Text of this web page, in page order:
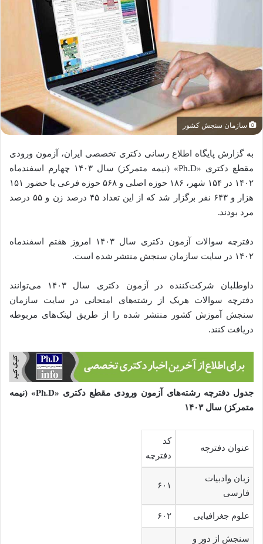
سازمان سنجش کشور
به گزارش پایگاه اطلاع رسانی دکتری تخصصی ایران، آزمون ورودی
مقطع دکتری «Ph.D» (نیمه متمرکز) سال ۱۴۰۳ چهارم اسفندماه
۱۴۰۲ در ۱۵۴ شهر، ۱۸۶ حوزه اصلی و ۵۶۸ حوزه فرعی با حضور ۱۵۱
هزار و ۶۴۳ نفر برگزار شد که از این تعداد ۴۵ درصد زن و ۵۵ درصد
مرد بودند.
دفترچه سوالات آزمون دکتری سال ۱۴۰۳ امروز هفتم اسفندماه
۱۴۰۲ در سایت سازمان سنجش منتشر شده است.
داوطلبان شرکت‌کننده در آزمون دکتری سال ۱۴۰۳ می‌توانند
دفترچه سوالات هریک از رشته‌های امتحانی در سایت سازمان
سنجش آموزش کشور منتشر شده را از طریق لینک‌های مربوطه
دریافت کنند.
جدول دفترچه رشته‌های آزمون ورودی مقطع دکتری «Ph.D» (نیمه
متمرکز) سال ۱۴۰۳
عنوان دفترچه
کد
دفترچه
زبان وادبیات
فارسی
۶۰۱
علوم جغرافیایی ۶۰۲
سنجش از دور و